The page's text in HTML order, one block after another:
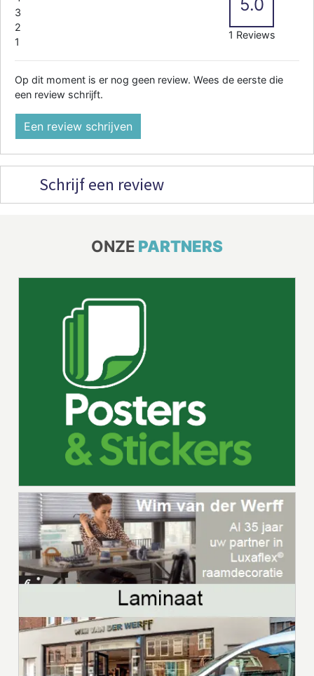
3
2
1
5.0
1 Reviews
Op dit moment is er nog geen review. Wees de eerste die
een review schrijft.
Een review schrijven
Schrijf een review
ONZE PARTNERS